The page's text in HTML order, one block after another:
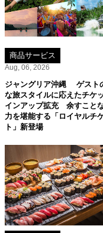
商品サービス
Aug, 06, 2026
ジャングリア沖縄 ゲスト
な旅スタイルに応えたチケ
インアップ拡充 余すこと
力を堪能する「ロイヤルチ
ト」新登場